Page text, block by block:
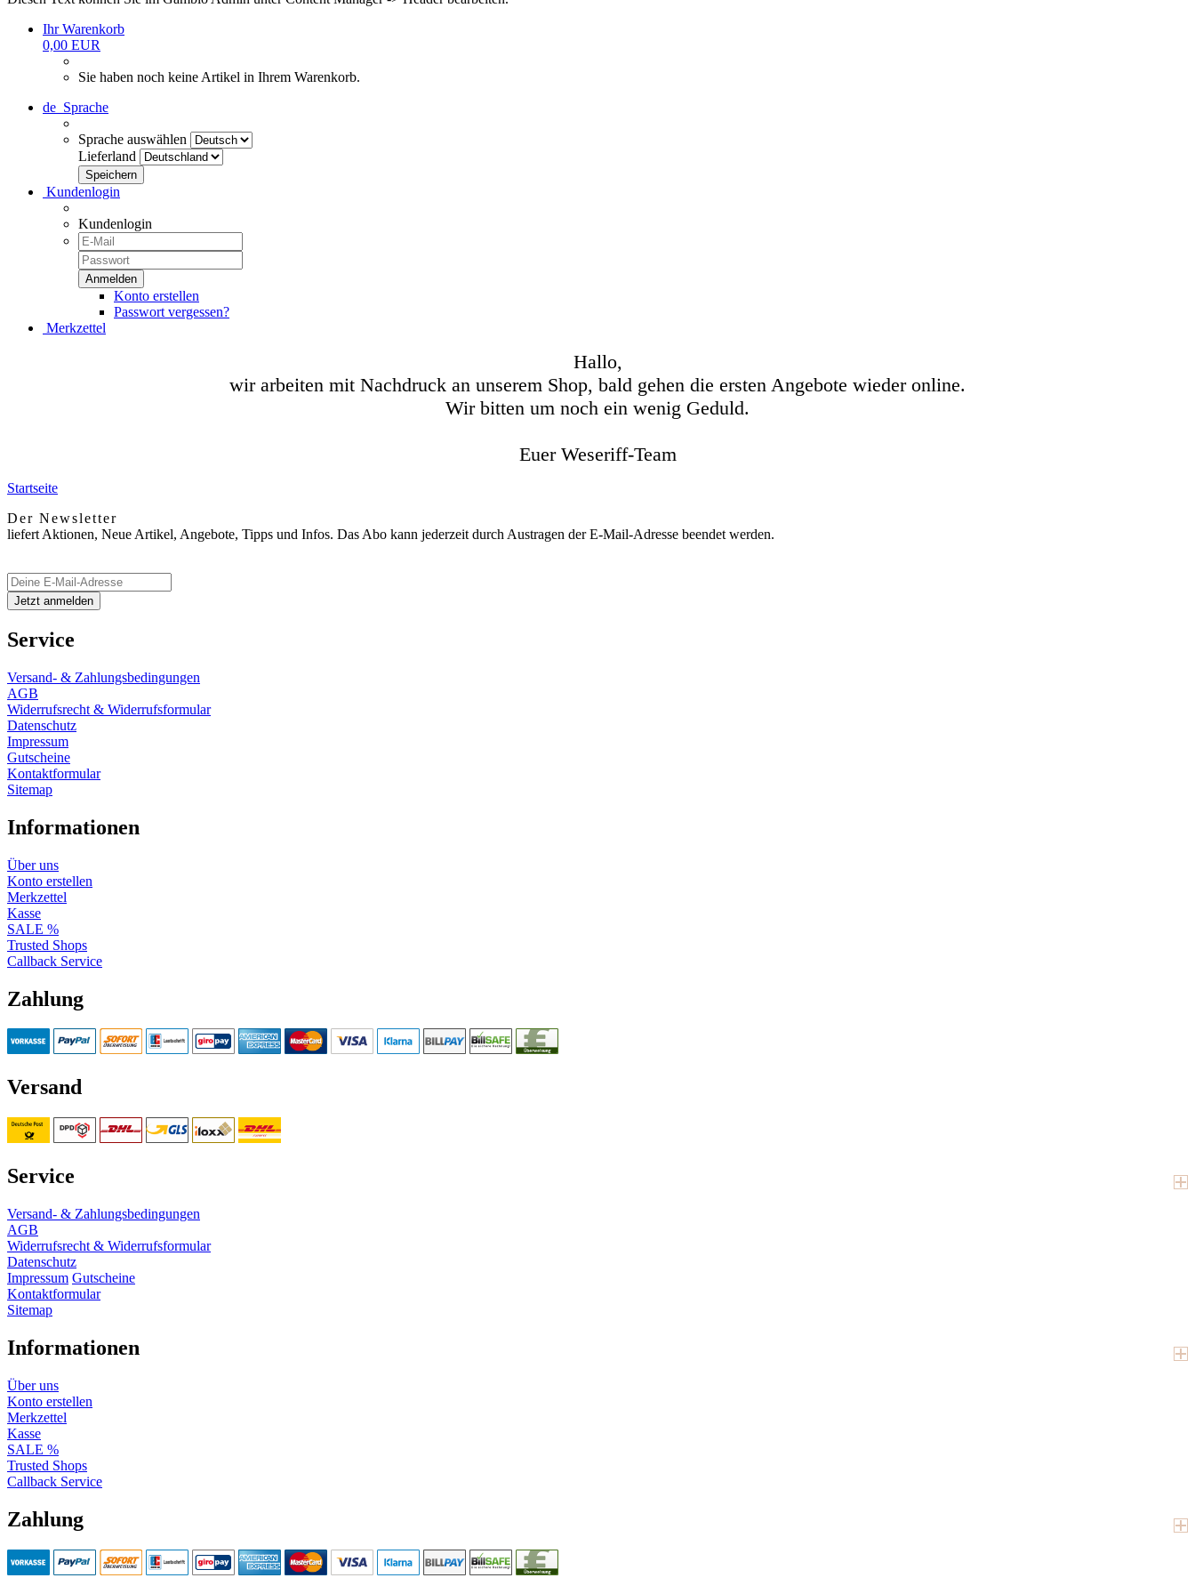
Ihr Warenkorb
0,00 EUR
Sie haben noch keine Artikel in Ihrem Warenkorb.
de Sprache
Sprache auswählen
Lieferland
Kundenlogin
Kundenlogin
Konto erstellen
Passwort vergessen?
Merkzettel
Hallo,
wir arbeiten mit Nachdruck an unserem Shop, bald gehen die ersten Angebote wieder online.
Wir bitten um noch ein wenig Geduld.
Euer Weseriff-Team
Startseite
Der Newsletter
liefert Aktionen, Neue Artikel, Angebote, Tipps und Infos. Das Abo kann jederzeit durch Austragen der E-Mail-Adresse beendet werden.
Service
Versand- & Zahlungsbedingungen
AGB
Widerrufsrecht & Widerrufsformular
Datenschutz
Impressum
Gutscheine
Kontaktformular
Sitemap
Informationen
Über uns
Konto erstellen
Merkzettel
Kasse
SALE %
Trusted Shops
Callback Service
Zahlung
Versand
Service
Versand- & Zahlungsbedingungen
AGB
Widerrufsrecht & Widerrufsformular
Datenschutz
Impressum Gutscheine
Kontaktformular
Sitemap
Informationen
Über uns
Konto erstellen
Merkzettel
Kasse
SALE %
Trusted Shops
Callback Service
Zahlung